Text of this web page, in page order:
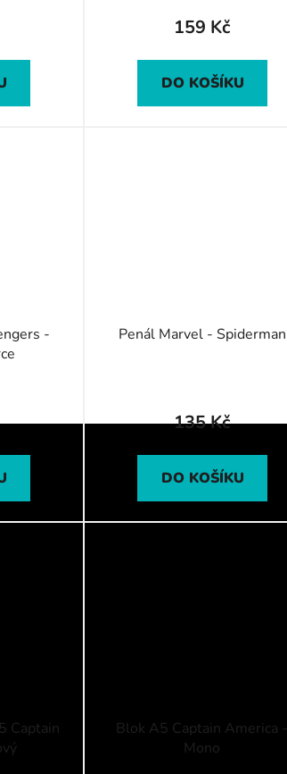
159 Kč
DO KOŠÍKU
-
Penál Marvel - Spiderman
135 Kč
DO KOŠÍKU
Captain
Blok A5 Captain America -
Mono